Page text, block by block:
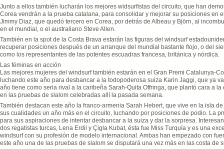
Junto a ellos también lucharán los mejores widsurfistas del circuito, que han
Corea vendrán a la prueba catalana, para consolidar y mejorar su posiciones en
Jimmy Diaz, que quedó tercero en Corea, por detrás de Albeau y Björn, al
en el mundial, o el australiano Steve Allen.
También en la spot de la Costa Brava estarán las figuras del windsurf
recuperar posiciones después de un arranque del mundial bastante flojo, o del
como los representantes de las potentes escuadras francesa, británica y nórdica.
Las féminas en acción
Las mejores mujeres del windsurf también estarán en el Gran Premi Catalunya-
luchando este año para desbancar a la todopoderosa suiza Karin Jaggi, que ya
año tiene como seria rival a la caribeña Sarah-Quita Offringa, que plantó cara a
en las pruebas de slalom celebradas allí la pasada semana.
También destacan este año la franco-armenia Sarah Hebert, que vive en la isla
sus cualidades un año más en el circuito, luchando por posiciones de podio. La
para sus aspiraciones de intentar desbancar a la suiza y dar la sorpresa.
dos regatistas turcas, Lena Erdil y Çigla Kubat, ésta fue Miss Turquía y es una
windsurf con su profesión de modelo internacional. Ambas han empezado con
este año una de las pruebas de slalom se disputará una vez más en las costa de